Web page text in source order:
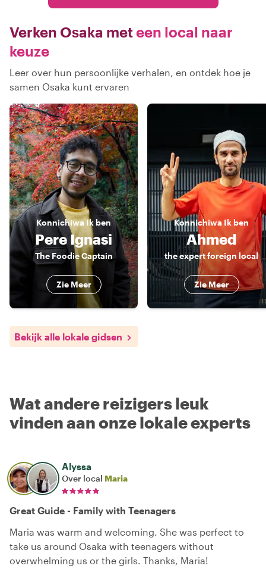
Verken Osaka meteen local naar
keuze
Leer over hun persoonlijke verhalen, en ontdek hoe je
samen Osaka kunt ervaren
Konnichiwa Ik ben
Pere Ignasi
The Foodie Captain
Zie Meer
Konnichiwa Ik ben
Ahmed
the expert foreign local
Zie Meer
Bekijk alle lokale gidsen
Wat andere reizigers leuk
vinden aan onze lokale experts
Alyssa
Over local Maria
Great Guide - Family with Teenagers
Maria was warm and welcoming. She was perfect to
take us around Osaka with teenagers without
overwhelming us or the girls. Thanks, Maria!